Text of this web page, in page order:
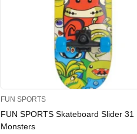
FUN SPORTS
FUN SPORTS Skateboard Slider 31
Monsters